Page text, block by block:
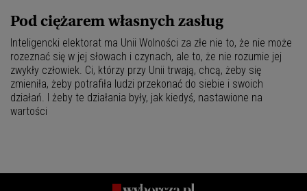
Pod ciężarem własnych zasług
Inteligencki elektorat ma Unii Wolności za złe nie to, że nie może
rozeznać się w jej słowach i czynach, ale to, że nie rozumie jej
zwykły człowiek. Ci, którzy przy Unii trwają, chcą, żeby się
zmieniła, żeby potrafiła ludzi przekonać do siebie i swoich
działań. I żeby te działania były, jak kiedyś, nastawione na
wartości